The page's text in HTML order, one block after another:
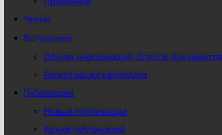
Члены
Вступление
Общая информация, Список
Регистрация кандидата
Публикации
Новые публикации
Архив публикаций